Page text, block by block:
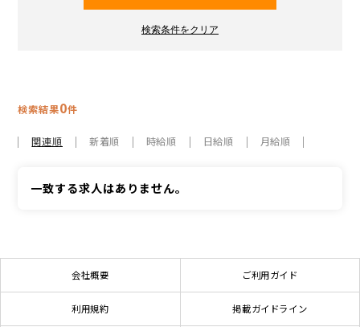
検索結果0件
関連順 新着順 時給順 日給順 月給順
一致する求人はありません。
会社概要 ご利用ガイド
利用規約 掲載ガイドライン